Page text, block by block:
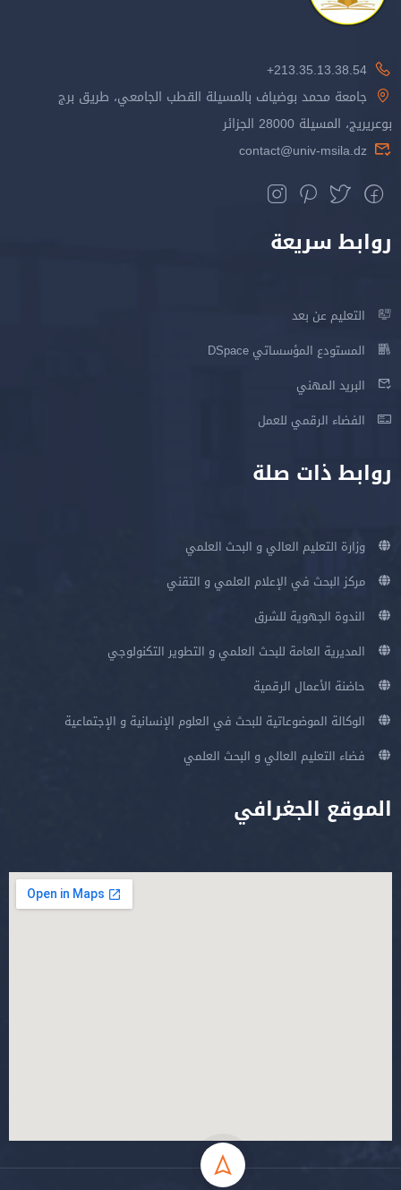
213.35.13.38.54+
جامعة محمد بوضياف بالمسيلة القطب الجامعي، طريق برج
بوعريريج، المسيلة 28000 الجزائر
contact@univ-msila.dz
روابط سريعة
التعليم عن بعد
المستودع المؤسساتي DSpace
البريد المهني
الفضاء الرقمي للعمل
روابط ذات صلة
وزارة التعليم العالي و البحث العلمي
مركز البحث في الإعلام العلمي و التقني
الندوة الجهوية للشرق
المديرية العامة للبحث العلمي و التطوير التكنولوجي
حاضنة الأعمال الرقمية
الوكالة الموضوعاتية للبحث في العلوم الإنسانية و الإجتماعية
فضاء التعليم العالي و البحث العلمي
الموقع الجغرافي